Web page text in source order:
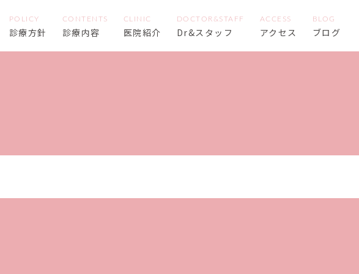
診療方針 診療内容 医院紹介 Dr&スタッフ アクセス ブログ